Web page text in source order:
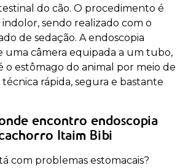
do cão. O procedimento é
sendo realizado com o
de sedação. A endoscopia
uma câmera equipada a um tubo,
o estômago do animal por meio de
rápida, segura e bastante
encontro endoscopia
Itaim Bibi
com problemas estomacais?